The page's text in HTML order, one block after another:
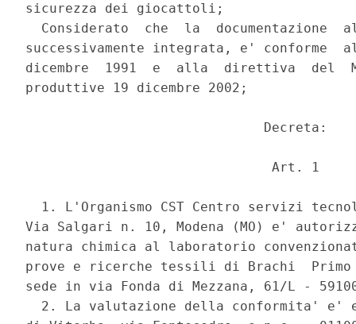
sicurezza dei giocattoli;
Considerato  che  la  documentazione
successivamente integrata, e' conforme
dicembre  1991  e  alla  direttiva
produttive 19 dicembre 2002;
                              Decreta:
                               Art. 1
1. L'Organismo CST Centro servizi
Via Salgari n. 10, Modena (MO) e'
natura chimica al laboratorio
prove e ricerche tessili di Brachi
sede in via Fonda di Mezzana, 61/L -
2. La valutazione della conformita' e'